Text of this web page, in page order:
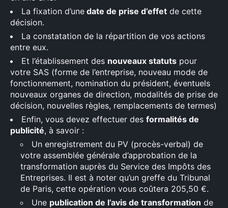
La fixation d’une date de prise d’effet de cette
décision.
La constatation de la répartition de vos actions
entre eux.
Et l’établissement des nouveaux statuts pour
votre SAS (forme de l’entreprise, nouveau mode de
fonctionnement, nomination du président, éventuels
nouveaux organes de direction, modalités de prise de
décision, nouvelles règles, remplacements de termes)
Enfin, vous devez effectuer des formalités de
publicité, à savoir :
Un enregistrement du PV (procès-verbal) de
votre assemblée générale d’approbation de la
transformation auprès du Service des Impôts des
Entreprises. Il est à noter qu’un greffe du Tribunal
de Paris, cette opération vous coûtera 205,50 €.
Une publication de l’avis de transformation de